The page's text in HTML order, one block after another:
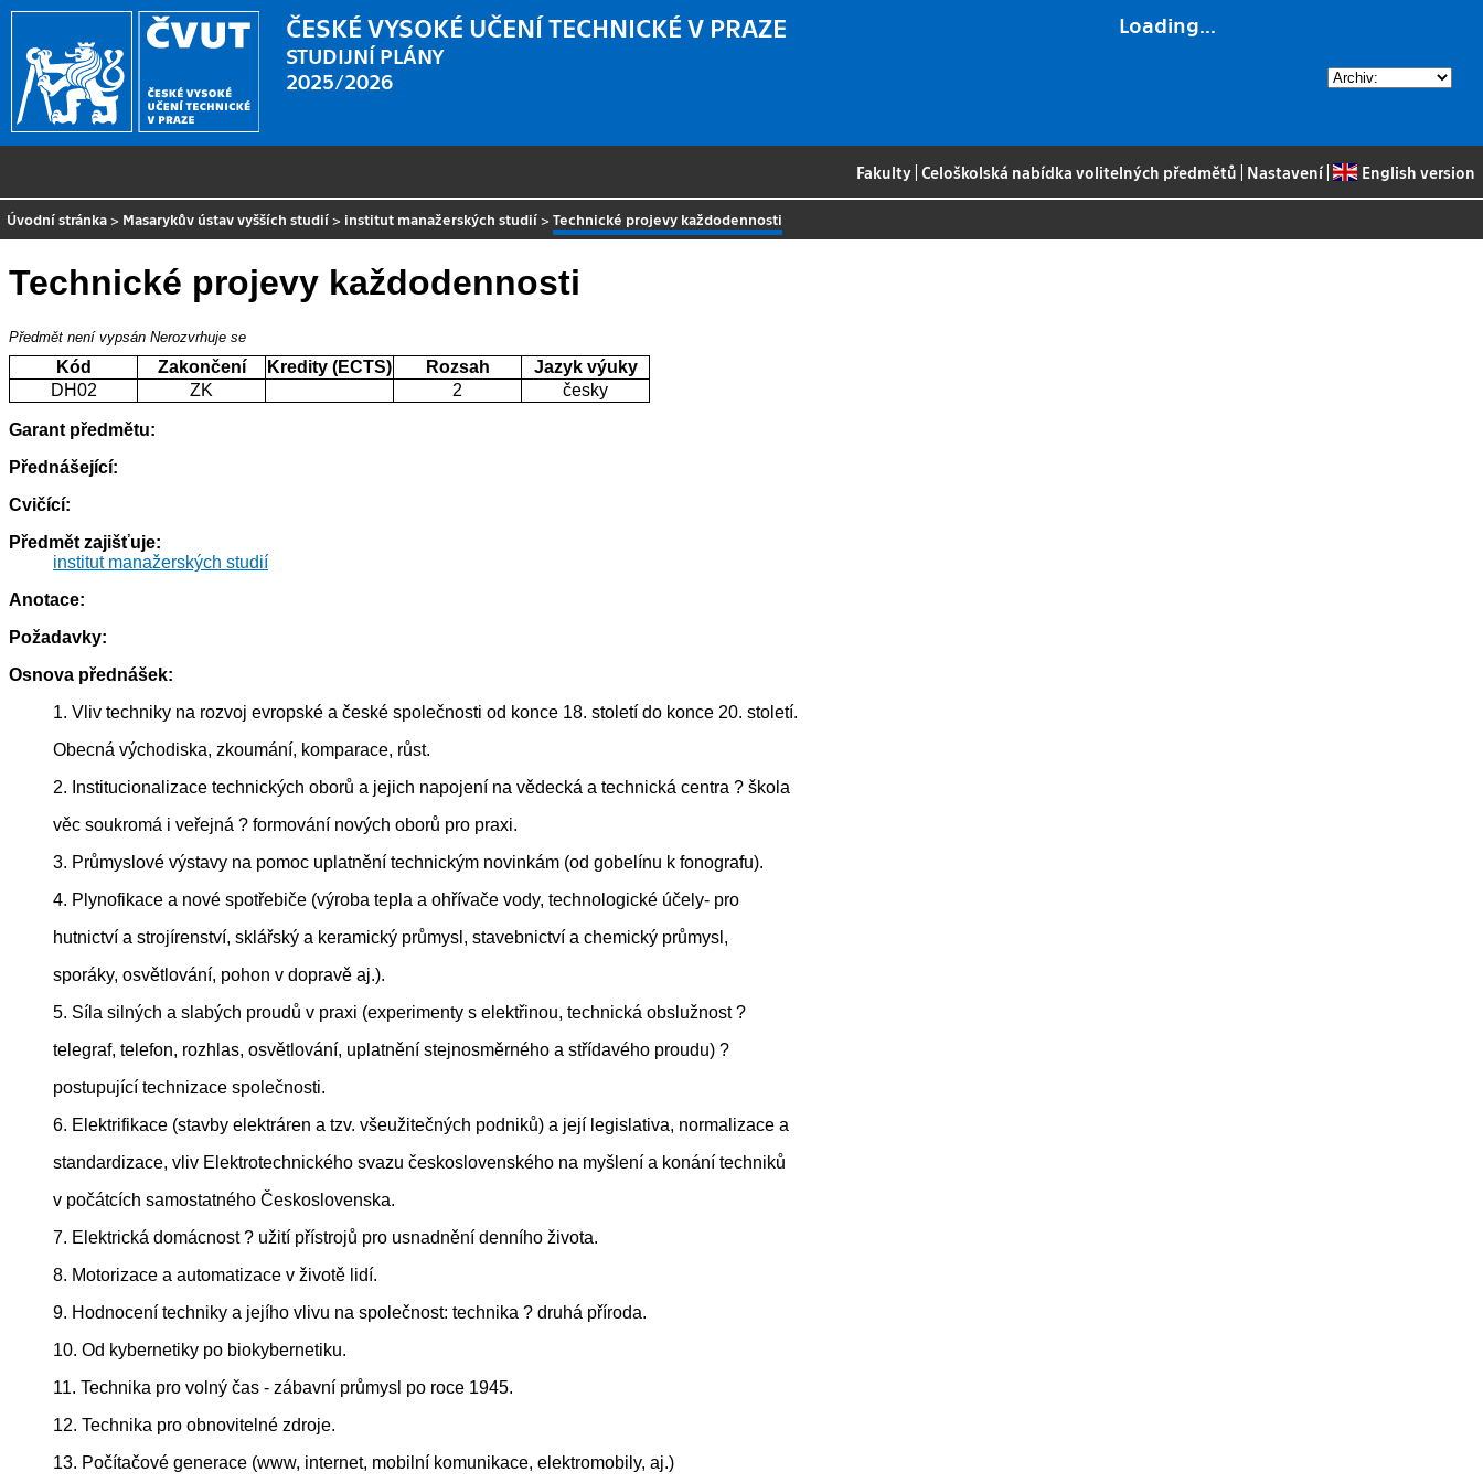
Loading...
ČESKÉ VYSOKÉ UČENÍ TECHNICKÉ V PRAZE
STUDIJNÍ PLÁNY
2025/2026
Fakulty |Celoškolská nabídka volitelných předmětů Nastavení| English version
Úvodní stránka > Masarykův ústav vyšších studií > institut manažerských studií >Technické projevy každodennosti
Technické projevy každodennosti
Předmět není vypsán Nerozvrhuje se
Kód Zakončení Kredity (ECTS) Rozsah
Jazyk výuky
DH02
ZK 2 česky
Garant předmětu:
Přednášející:
Cvičící:
Předmět zajišťuje:
institut manažerských studií
Anotace:
Požadavky:
Osnova přednášek:
1. Vliv techniky na rozvoj evropské a české společnosti od konce 18. století do konce 20. století.
Obecná východiska, zkoumání, komparace, růst.
2. Institucionalizace technických oborů a jejich napojení na vědecká a technická centra ? škola
věc soukromá i veřejná ? formování nových oborů pro praxi.
3. Průmyslové výstavy na pomoc uplatnění technickým novinkám (od gobelínu k fonografu).
4. Plynofikace a nové spotřebiče (výroba tepla a ohřívače vody, technologické účely- pro
hutnictví a strojírenství, sklářský a keramický průmysl, stavebnictví a chemický průmysl,
sporáky, osvětlování, pohon v dopravě aj.).
5. Síla silných a slabých proudů v praxi (experimenty s elektřinou, technická obslužnost ?
telegraf, telefon, rozhlas, osvětlování, uplatnění stejnosměrného a střídavého proudu) ?
postupující technizace společnosti.
6. Elektrifikace (stavby elektráren a tzv. všeužitečných podniků) a její legislativa, normalizace a
standardizace, vliv Elektrotechnického svazu československého na myšlení a konání techniků
v počátcích samostatného Československa.
7. Elektrická domácnost ? užití přístrojů pro usnadnění denního života.
8. Motorizace a automatizace v životě lidí.
9. Hodnocení techniky a jejího vlivu na společnost: technika ? druhá příroda.
10. Od kybernetiky po biokybernetiku.
11. Technika pro volný čas - zábavní průmysl po roce 1945.
12. Technika pro obnovitelné zdroje.
13. Počítačové generace (www, internet, mobilní komunikace, elektromobily, aj.)